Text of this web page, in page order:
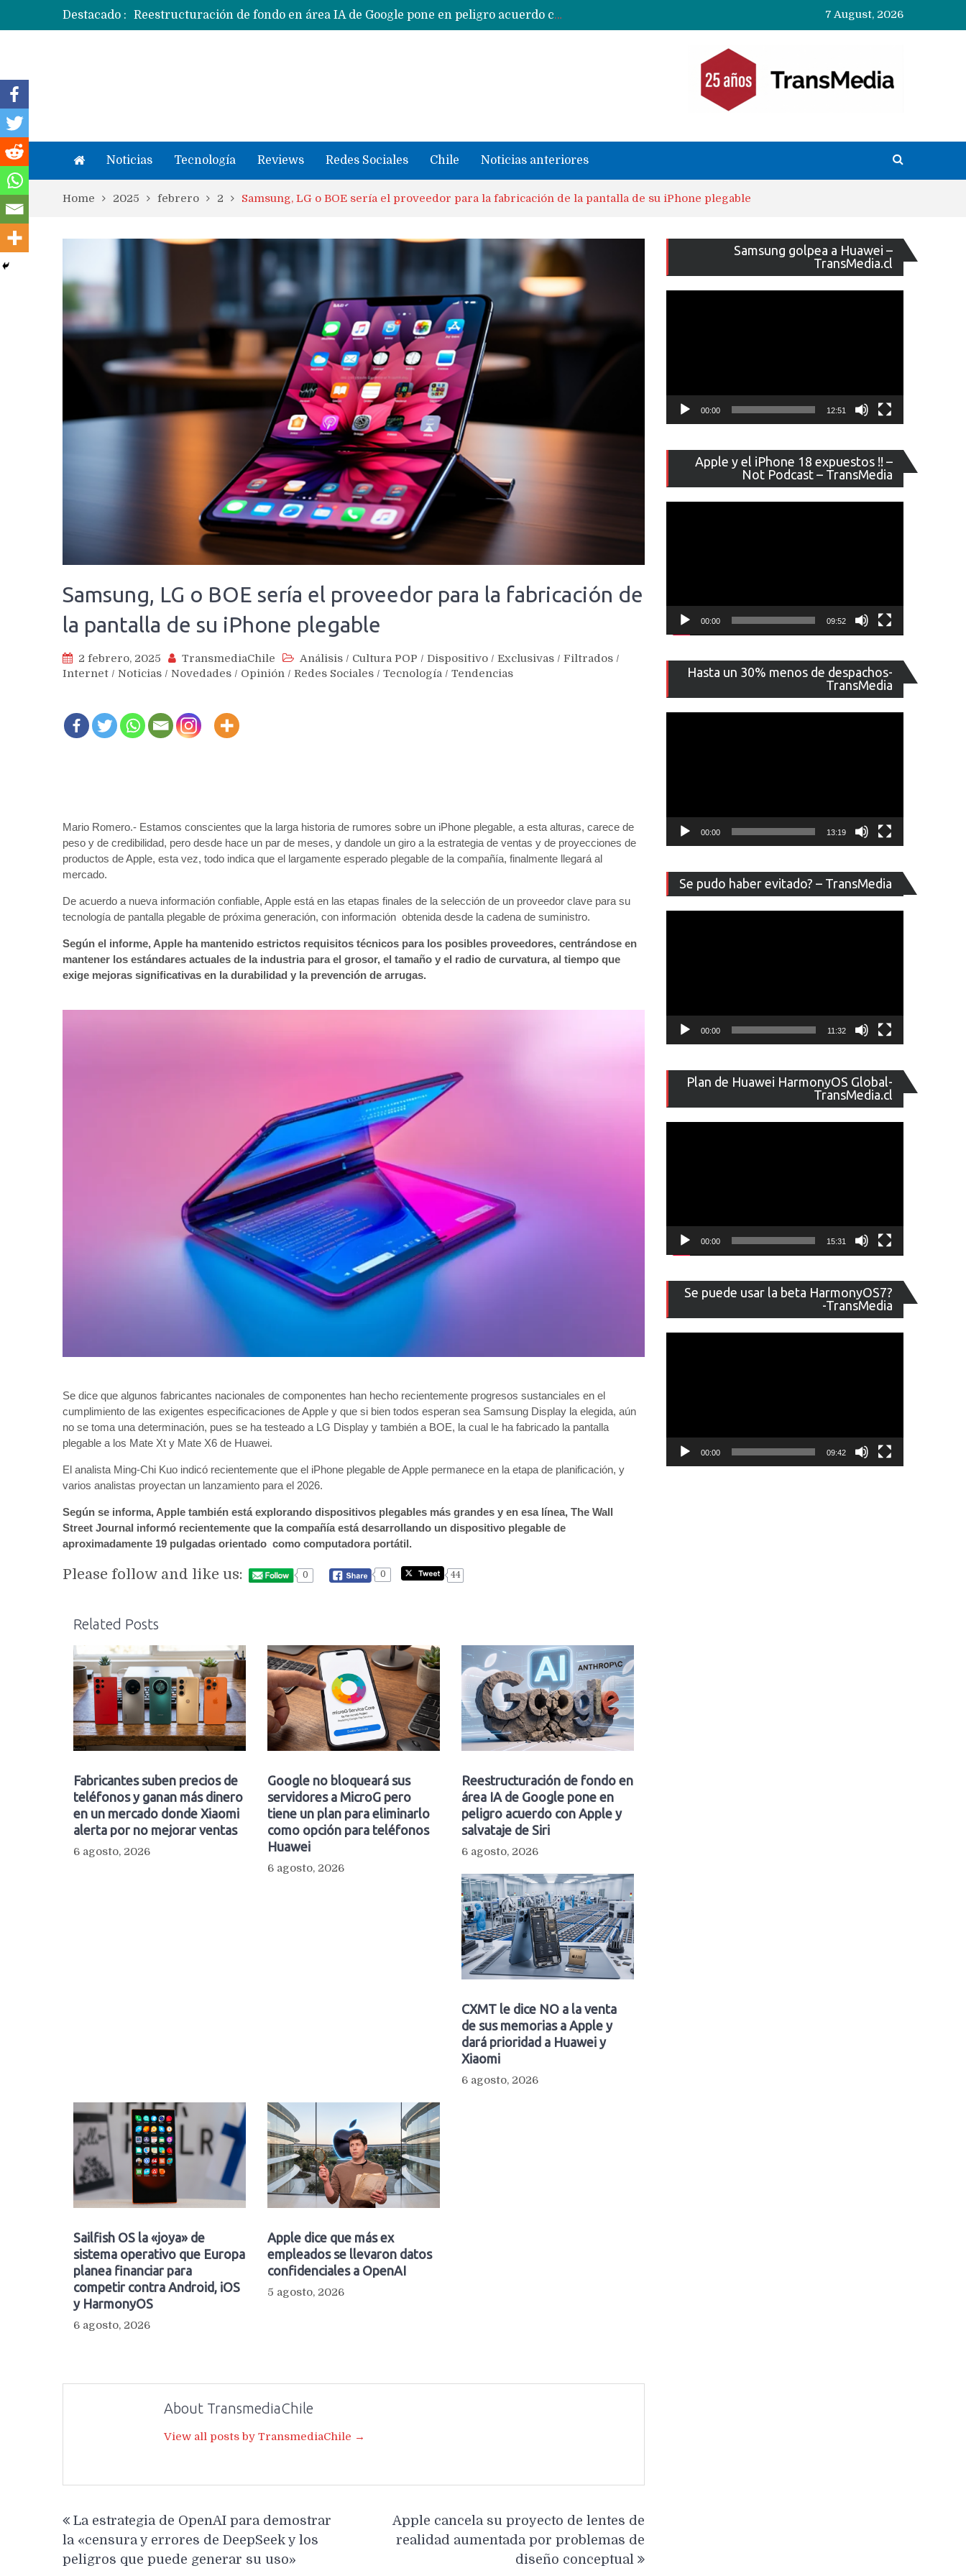
Destacado :
Reestructuración de fondo en área IA de Google pone en peligro acuerdo con Apple y salvataje de Siri
CXMT le dice NO a la venta de sus memorias a Apple y dará prioridad a Huawei y Xiaomi
7 August, 2026
Noticias Tecnología Reviews Redes Sociales Chile Noticias anteriores
Home 2025 febrero 2 Samsung, LG o BOE sería el proveedor para la fabricación de la pantalla de su iPhone plegable
Samsung, LG o BOE sería el proveedor para la fabricación de
la pantalla de su iPhone plegable
2 febrero, 2025 TransmediaChile Análisis / Cultura POP / Dispositivo / Exclusivas / Filtrados /
Internet / Noticias / Novedades / Opinión / Redes Sociales / Tecnología / Tendencias
Mario Romero.- Estamos conscientes que la larga historia de rumores sobre un iPhone plegable, a esta alturas, carece de
peso y de credibilidad, pero desde hace un par de meses, y dandole un giro a la estrategia de ventas y de proyecciones de
productos de Apple, esta vez, todo indica que el largamente esperado plegable de la compañía, finalmente llegará al
mercado.
De acuerdo a nueva información confiable, Apple está en las etapas finales de la selección de un proveedor clave para su
tecnología de pantalla plegable de próxima generación, con información obtenida desde la cadena de suministro.
Según el informe, Apple ha mantenido estrictos requisitos técnicos para los posibles proveedores, centrándose en
mantener los estándares actuales de la industria para el grosor, el tamaño y el radio de curvatura, al tiempo que
exige mejoras significativas en la durabilidad y la prevención de arrugas.
Se dice que algunos fabricantes nacionales de componentes han hecho recientemente progresos sustanciales en el
cumplimiento de las exigentes especificaciones de Apple y que si bien todos esperan sea Samsung Display la elegida, aún
no se toma una determinación, pues se ha testeado a LG Display y también a BOE, la cual le ha fabricado la pantalla
plegable a los Mate Xt y Mate X6 de Huawei.
El analista Ming-Chi Kuo indicó recientemente que el iPhone plegable de Apple permanece en la etapa de planificación, y
varios analistas proyectan un lanzamiento para el 2026.
Según se informa, Apple también está explorando dispositivos plegables más grandes y en esa línea, The Wall
Street Journal informó recientemente que la compañía está desarrollando un dispositivo plegable de
aproximadamente 19 pulgadas orientado como computadora portátil.
Please follow and like us: 0 0 44
Related Posts
Fabricantes suben precios de
teléfonos y ganan más dinero
en un mercado donde Xiaomi
alerta por no mejorar ventas
6 agosto, 2026
Google no bloqueará sus
servidores a MicroG pero
tiene un plan para eliminarlo
como opción para teléfonos
Huawei
6 agosto, 2026
Reestructuración de fondo en
área IA de Google pone en
peligro acuerdo con Apple y
salvataje de Siri
6 agosto, 2026
CXMT le dice NO a la venta
de sus memorias a Apple y
dará prioridad a Huawei y
Xiaomi
6 agosto, 2026
Sailfish OS la «joya» de
sistema operativo que Europa
planea financiar para
competir contra Android, iOS
y HarmonyOS
6 agosto, 2026
Apple dice que más ex
empleados se llevaron datos
confidenciales a OpenAI
5 agosto, 2026
About TransmediaChile
View all posts by TransmediaChile →
de
entradas
La estrategia de OpenAI para demostrar
la «censura y errores de DeepSeek y los
peligros que puede generar su uso»
Apple cancela su proyecto de lentes de
realidad aumentada por problemas de
diseño conceptual
Samsung golpea a Huawei –
TransMedia.cl
de
vídeo
00:00 12:51
Apple y el iPhone 18 expuestos !! –
Not Podcast – TransMedia
de
vídeo
00:00 09:52
Hasta un 30% menos de despachos-
TransMedia
de
vídeo
00:00 13:19
Se pudo haber evitado? – TransMedia
de
vídeo
00:00 11:32
Plan de Huawei HarmonyOS Global-
TransMedia.cl
de
vídeo
00:00 15:31
Se puede usar la beta HarmonyOS7?
-TransMedia
de
vídeo
00:00 09:42